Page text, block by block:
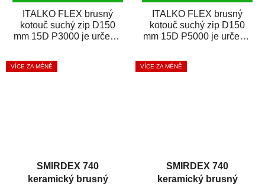
ITALKO FLEX brusný
kotouč suchý zip D150
mm 15D P3000 je určen k
lakovaného...
ITALKO FLEX brusný
kotouč suchý zip D150
mm 15D P5000 je určen k
lakovaného...
VÍCE ZA MÉNĚ
SMIRDEX 740
keramický brusný
VÍCE ZA MÉNĚ
SMIRDEX 740
keramický brusný